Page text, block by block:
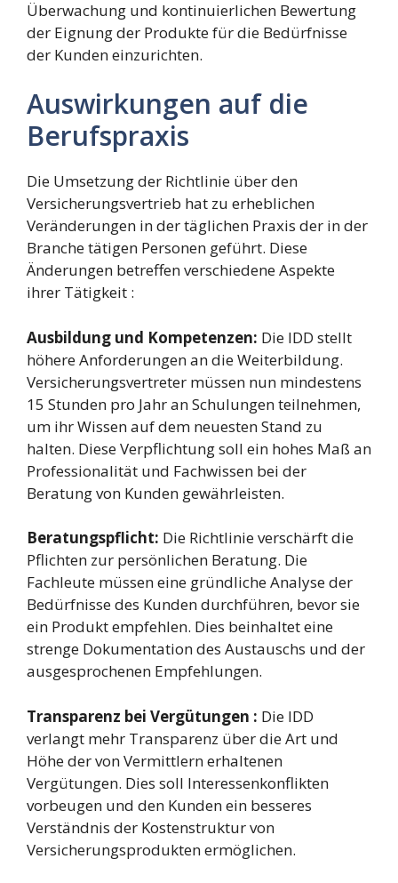
Überwachung und kontinuierlichen Bewertung
der Eignung der Produkte für die Bedürfnisse
der Kunden einzurichten.
Auswirkungen auf die
Berufspraxis
Die Umsetzung der Richtlinie über den
Versicherungsvertrieb hat zu erheblichen
Veränderungen in der täglichen Praxis der in der
Branche tätigen Personen geführt. Diese
Änderungen betreffen verschiedene Aspekte
ihrer Tätigkeit :
Ausbildung und Kompetenzen: Die IDD stellt
höhere Anforderungen an die Weiterbildung.
Versicherungsvertreter müssen nun mindestens
15 Stunden pro Jahr an Schulungen teilnehmen,
um ihr Wissen auf dem neuesten Stand zu
halten. Diese Verpflichtung soll ein hohes Maß an
Professionalität und Fachwissen bei der
Beratung von Kunden gewährleisten.
Beratungspflicht: Die Richtlinie verschärft die
Pflichten zur persönlichen Beratung. Die
Fachleute müssen eine gründliche Analyse der
Bedürfnisse des Kunden durchführen, bevor sie
ein Produkt empfehlen. Dies beinhaltet eine
strenge Dokumentation des Austauschs und der
ausgesprochenen Empfehlungen.
Transparenz bei Vergütungen : Die IDD
verlangt mehr Transparenz über die Art und
Höhe der von Vermittlern erhaltenen
Vergütungen. Dies soll Interessenkonflikten
vorbeugen und den Kunden ein besseres
Verständnis der Kostenstruktur von
Versicherungsprodukten ermöglichen.